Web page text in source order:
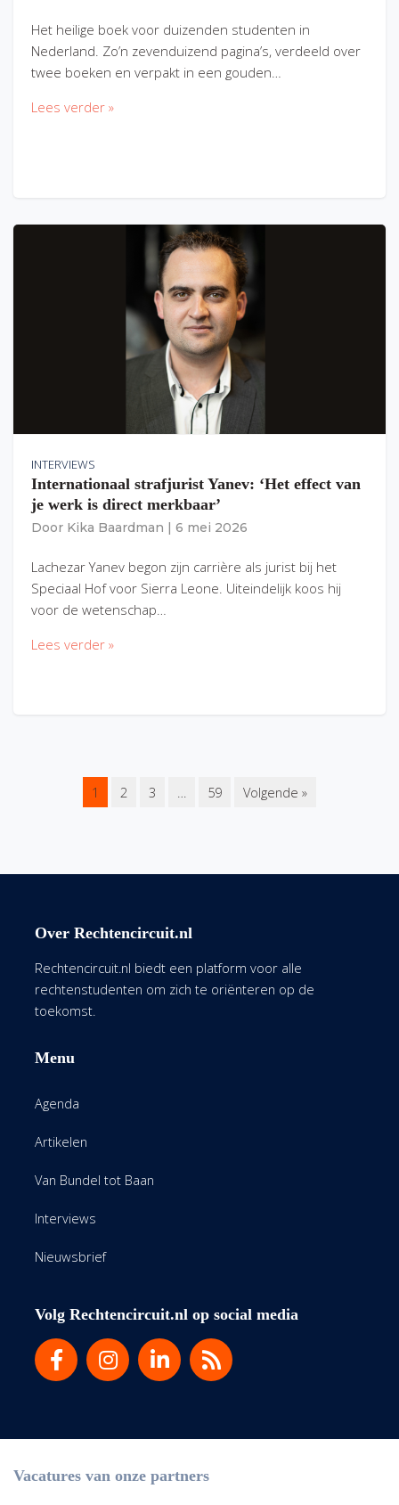
Het heilige boek voor duizenden studenten in
Nederland. Zo’n zevenduizend pagina’s, verdeeld over
twee boeken en verpakt in een gouden…
Lees verder »
INTERVIEWS
Internationaal strafjurist Yanev: ‘Het effect van
je werk is direct merkbaar’
Door Kika Baardman 6 mei 2026
Lachezar Yanev begon zijn carrière als jurist bij het
Speciaal Hof voor Sierra Leone. Uiteindelijk koos hij
voor de wetenschap…
Lees verder »
1 2 3 … 59 Volgende »
Over Rechtencircuit.nl
Rechtencircuit.nl biedt een platform voor alle
rechtenstudenten om zich te oriënteren op de
toekomst.
Menu
Agenda
Artikelen
Van Bundel tot Baan
Interviews
Nieuwsbrief
Volg Rechtencircuit.nl op social media
Vacatures van onze partners